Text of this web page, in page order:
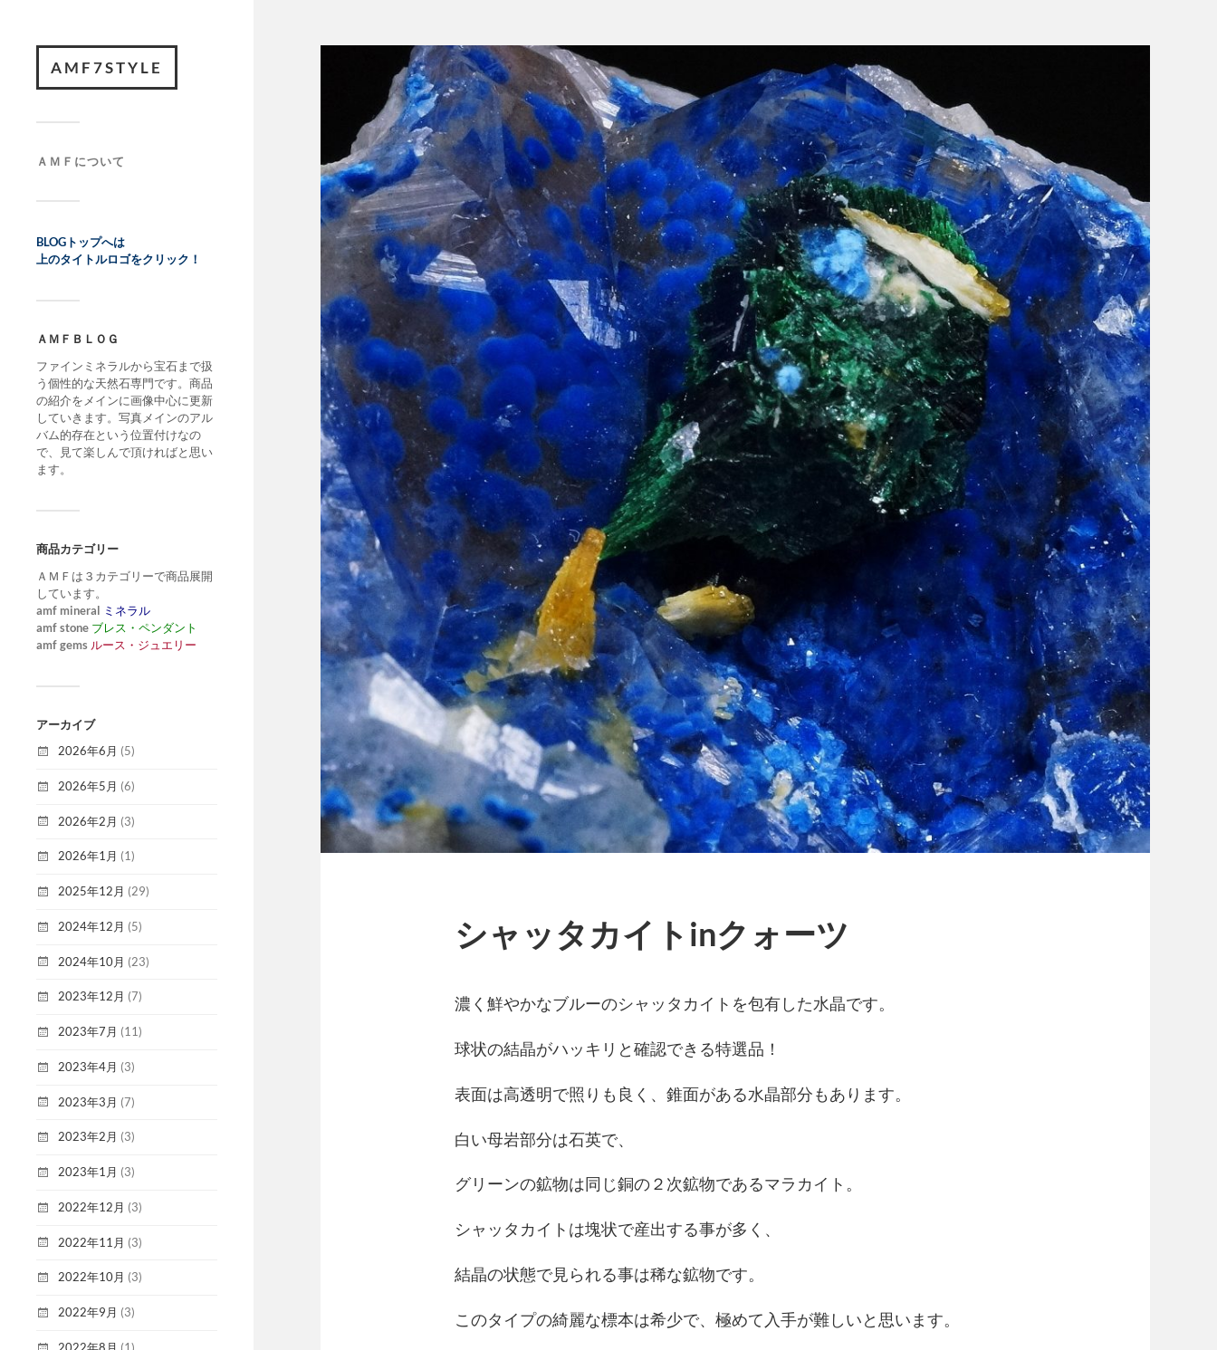
AMF7STYLE
ＡＭＦについて
BLOGトップへは
上のタイトルロゴをクリック！
ＡＭＦＢＬＯＧ
ファインミネラルから宝石まで扱
う個性的な天然石専門です。商品
の紹介をメインに画像中心に更新
していきます。写真メインのアル
バム的存在という位置付けなの
で、見て楽しんで頂ければと思い
ます。
商品カテゴリー
ＡＭＦは３カテゴリーで商品展開
しています。
amf mineral ミネラル
amf stone ブレス・ペンダント
amf gems ルース・ジュエリー
アーカイブ
2026年6月 (5)
2026年5月 (6)
2026年2月 (3)
2026年1月 (1)
2025年12月 (29)
2024年12月 (5)
2024年10月 (23)
2023年12月 (7)
2023年7月 (11)
2023年4月 (3)
2023年3月 (7)
2023年2月 (3)
2023年1月 (3)
2022年12月 (3)
2022年11月 (3)
2022年10月 (3)
2022年9月 (3)
シャッタカイトinクォーツ
濃く鮮やかなブルーのシャッタカイトを包有した水晶です。
球状の結晶がハッキリと確認できる特選品！
表面は高透明で照りも良く、錐面がある水晶部分もあります。
白い母岩部分は石英で、
グリーンの鉱物は同じ銅の２次鉱物であるマラカイト。
シャッタカイトは塊状で産出する事が多く、
結晶の状態で見られる事は稀な鉱物です。
このタイプの綺麗な標本は希少で、極めて入手が難しいと思います。